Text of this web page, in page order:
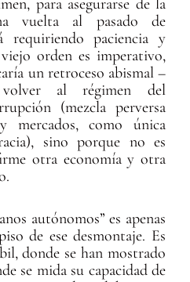
para asegurarse de la
vuelta al pasado de
requiriendo paciencia y
orden es imperativo,
un retroceso abismal –
al régimen del
(mezcla perversa
mercados, como única
sino porque no es
otra economía y otra
autónomos” es apenas
de ese desmontaje. Es
donde se han mostrado
se mida su capacidad de